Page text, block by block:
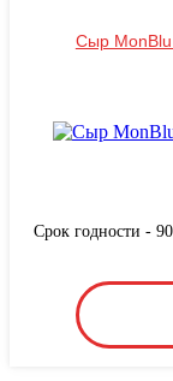
Сыр MonBlu
Срок годности -